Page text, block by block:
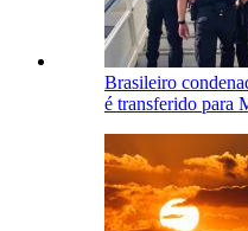
Brasileiro
é transferido para